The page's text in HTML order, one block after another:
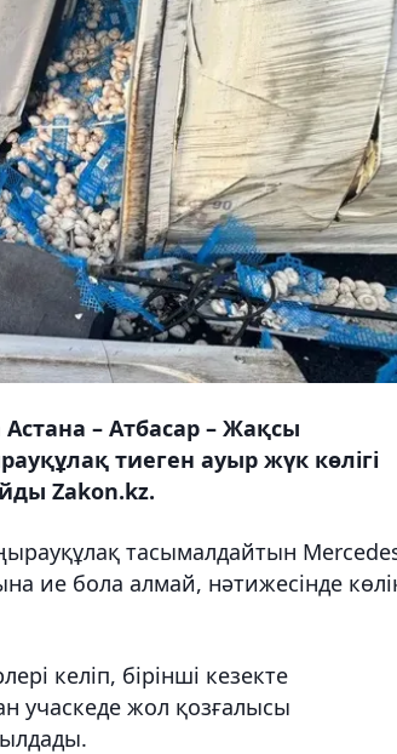
– Атбасар – Жақсы
тиеген ауыр жүк көлігі
Zakon.kz.
тасымалдайтын
ие бола алмай, нәтижесінде
келіп, бірінші кезекте
учаскеде жол қозғалысы